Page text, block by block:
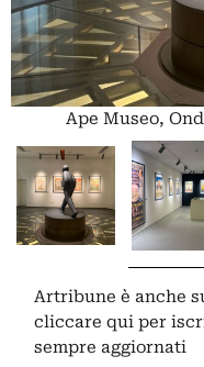
Ape Museo,
Artribune è anche
cliccare qui per
sempre aggiornati